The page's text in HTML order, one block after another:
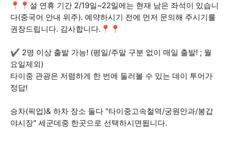
📍📍설 연휴 기간 2/19일~22일에는 현재 남은 좌석이 있습니
다(중국어 안내 위주). 예약하시기 전에 먼저 문의해 주시기를
권장드립니다. 감사합니다.📍📍
✔️ 2명 이상 출발 가능! (평일/주말 구분 없이 매일 출발! ; 월
요일제외)
타이중 관광은 저렴하게 한 번에 둘러볼 수 있는 데이 투어가
정답!
승차(픽업)& 하차 장소 둘다 "타이중고속철역/궁원안과/봉갑
야시장" 세군데중 한곳으로 선택하시면됩니다.